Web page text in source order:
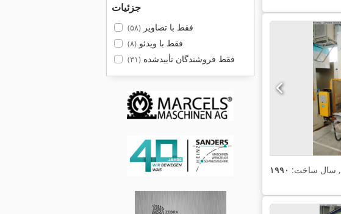
جزئیات
فقط با تصاویر(۵۸)
فقط با ویدئو(۸)
فقط فروشندگان تأییدشده(۳۱)
, سال ساخت: ۱۹۹۰